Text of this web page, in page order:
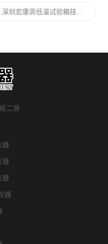
高低温试验箱技术好售后性能优
二层
器
器
器
器